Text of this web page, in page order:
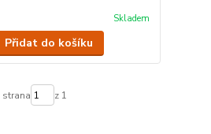
Skladem
Přidat do košíku
strana z 1